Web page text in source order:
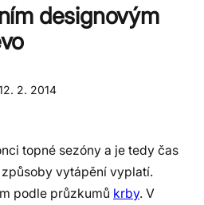
designovým
2. 2014
topné sezóny a je tedy čas
vytápění vyplatí.
podle průzkumů krby. V